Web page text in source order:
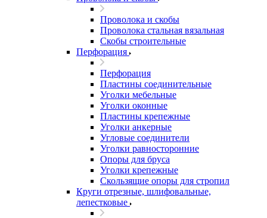
Проволока и скобы
Проволока стальная вязальная
Скобы строительные
Перфорация
Перфорация
Пластины соединительные
Уголки мебельные
Уголки оконные
Пластины крепежные
Уголки анкерные
Угловые соединители
Уголки равносторонние
Опоры для бруса
Уголки крепежные
Скользящие опоры для стропил
Круги отрезные, шлифовальные,
лепестковые